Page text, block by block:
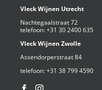
Vleck Wijnen Utrecht
Nachtegaalstraat 72
telefoon:+31 30 2400 635
Vleck Wijnen Zwolle
Assendorperstraat 84
telefoon:+31 38 799 4590⁩